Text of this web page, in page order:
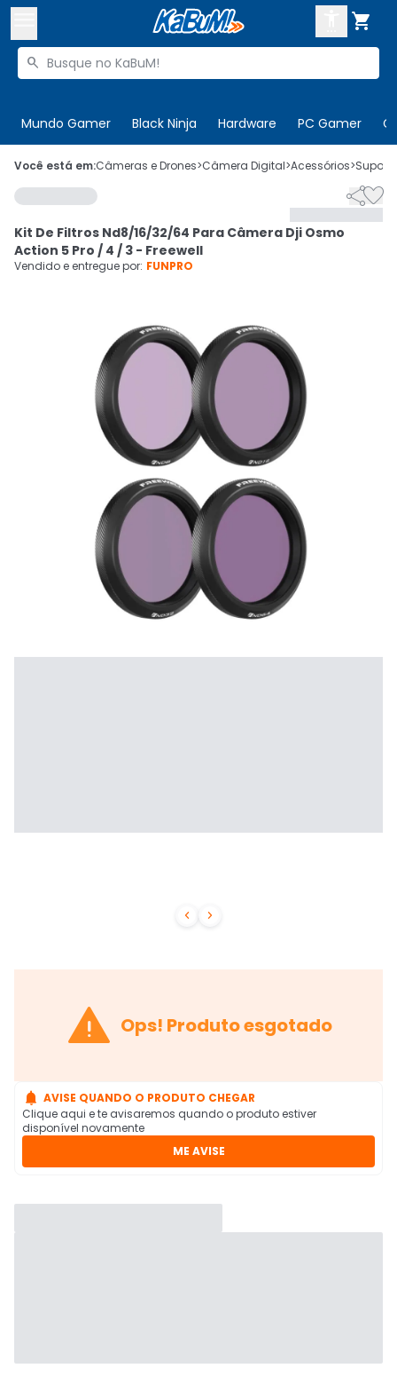

Buscar produtos

Mundo Gamer Black Ninja Hardware PC Gamer
 Olá. Acesse sua conta
 Departamentos
Cupons
Ativar tradutor em libras
CADASTRE-SE
Você está em:Câmeras e Drones>Câmera Digital>Acessórios>
 

Kit De Filtros Nd8/16/32/64 Para Câmera Dji Osmo
Action 5 Pro / 4 / 3 - Freewell
Vendido e entregue por: FUNPRO
 Ops! Produto esgotado
 AVISE QUANDO O PRODUTO CHEGAR
Clique aqui e te avisaremos quando o produto estiver
disponível novamente
ME AVISE